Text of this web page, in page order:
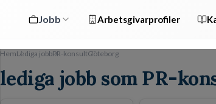
Jobb Arbetsgivarprofiler
HemLediga jobbPR-konsultGöteborg
lediga jobb som PR-